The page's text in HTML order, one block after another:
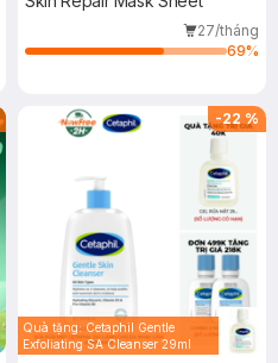
27/tháng
69%
-22 %
Quà tặng: Cetaphil Gentle
Exfoliating SA Cleanser 29ml